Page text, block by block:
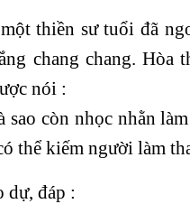
thiền sư tuổi đã
chang chang. Hòa
nói :
còn nhọc nhằn
thể kiếm người làm
dự, đáp :